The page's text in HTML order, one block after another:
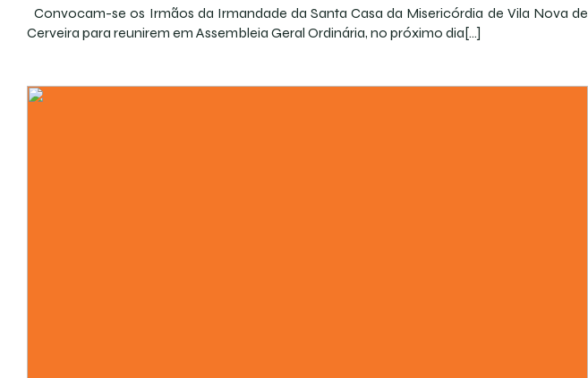
Convocam-se os Irmãos da Irmandade da Santa Casa da Misericórdia de Vila Nova de
Cerveira para reunirem em Assembleia Geral Ordinária, no próximo dia[…]